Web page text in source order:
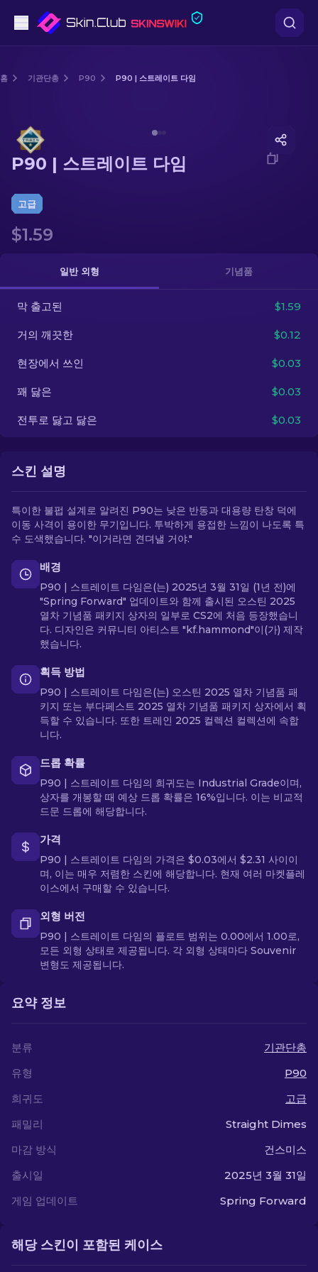
저격소총
장갑
케이스
기타
홈 기관단총 P90 P90 | 스트레이트 다임
P90 | 스트레이트 다임
고급
$1.59
일반 외형 기념품
막 출고된 $1.59
거의 깨끗한 $0.12
현장에서 쓰인 $0.03
꽤 닳은 $0.03
전투로 닳고 닳은 $0.03
스킨 설명
특이한 불펍 설계로 알려진 P90는 낮은 반동과 대용량 탄창 덕에
이동 사격이 용이한 무기입니다. 투박하게 용접한 느낌이 나도록 특
수 도색했습니다. "이거라면 견뎌낼 거야."
배경
P90 | 스트레이트 다임은(는) 2025년 3월 31일 (1년 전)에
"Spring Forward" 업데이트와 함께 출시된 오스틴 2025
열차 기념품 패키지 상자의 일부로 CS2에 처음 등장했습니
다. 디자인은 커뮤니티 아티스트 "kf.hammond"이(가) 제작
했습니다.
획득 방법
P90 | 스트레이트 다임은(는) 오스틴 2025 열차 기념품 패
키지 또는 부다페스트 2025 열차 기념품 패키지 상자에서 획
득할 수 있습니다. 또한 트레인 2025 컬렉션 컬렉션에 속합
니다.
드롭 확률
P90 | 스트레이트 다임의 희귀도는 Industrial Grade이며,
상자를 개봉할 때 예상 드롭 확률은 16%입니다. 이는 비교적
드문 드롭에 해당합니다.
가격
P90 | 스트레이트 다임의 가격은 $0.03에서 $2.31 사이이
며, 이는 매우 저렴한 스킨에 해당합니다. 현재 여러 마켓플레
이스에서 구매할 수 있습니다.
외형 버전
P90 | 스트레이트 다임의 플로트 범위는 0.00에서 1.00로,
모든 외형 상태로 제공됩니다. 각 외형 상태마다 Souvenir
변형도 제공됩니다.
요약 정보
분류
기관단총
유형
P90
희귀도
고급
패밀리
Straight Dimes
마감 방식
건스미스
출시일
2025년 3월 31일
게임 업데이트
Spring Forward
해당 스킨이 포함된 케이스